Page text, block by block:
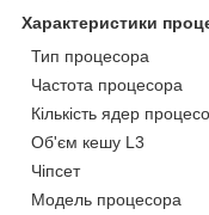
Характеристики
Тип процесора
Частота процесора
Кількість ядер
Об'єм кешу L3
Чіпсет
Модель процесора